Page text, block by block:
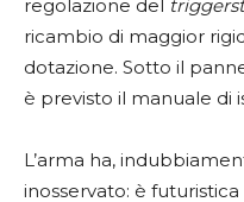
regolazione del
ricambio di maggior
dotazione. Sotto il
è previsto il manuale di
L’arma ha,
inosservato: è